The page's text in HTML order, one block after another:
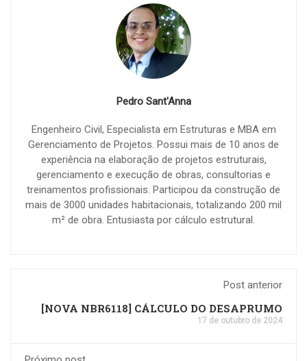
Pedro Sant'Anna
Engenheiro Civil, Especialista em Estruturas e MBA em
Gerenciamento de Projetos. Possui mais de 10 anos de
experiência na elaboração de projetos estruturais,
gerenciamento e execução de obras, consultorias e
treinamentos profissionais. Participou da construção de
mais de 3000 unidades habitacionais, totalizando 200 mil
m² de obra. Entusiasta por cálculo estrutural.
Post anterior
[NOVA NBR6118] CÁLCULO DO DESAPRUMO
17 de outubro de 2024